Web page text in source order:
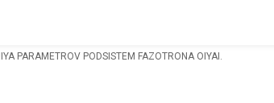
PARAMETROV PODSISTEM FAZOTRONA OIYAI.